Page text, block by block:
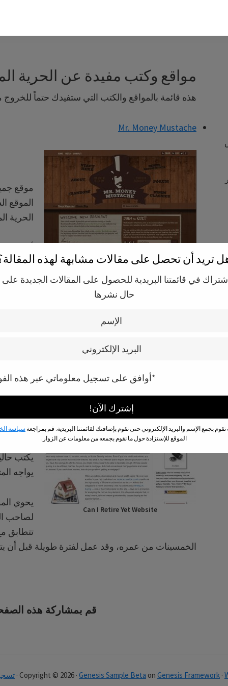
تريد أن تحصل على مقالات مشابهة لهذه
في قائمتنا البريدية للحصول على المقالات الجديدة
حال نشرها
*أوافق على تسجيل معلوماتي عبر هذه
بجمع الإسم والبريد الإلكتروني حتى نقوم بإضافتك لقائمتنا البريدية. قم بمراجعة سياسة
الموقع للإستزادة حول ما نقوم بجمعه من معلومات عن الزوار.
مواقع وكتب مفيدة عن الحرية
هذه قائمة بالمواقع والكتب التي ستفيدك حتماً للخروج
Mr. Money Mustache
Mr. Money Mustache Website
موقع
الموقع
الحرية
أغلب
الإستثمارات المالية.
صاحب الموقع في الثلاثينات من عمره وهو يحصل على
Can I Retire Yet
Can I Retire Yet Website
هذا
الموقع
يكتب
يواجه
يحوي
لصاحب
تتطابق
الخمسينات من عمره، وقد عمل لفترة طويلة قبل أن
قم بمشاركة هذه
Copyright © 2026 · Genesis Sample Beta on Genesis Framework ·
·